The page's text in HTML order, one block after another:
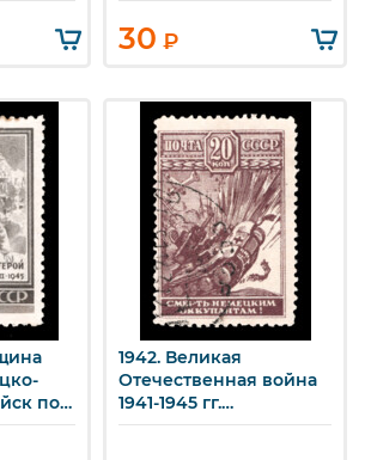
30 ₽
под
Воин
1942. Великая
Отечественная война
1941-1945 гг.
Бомбардировка